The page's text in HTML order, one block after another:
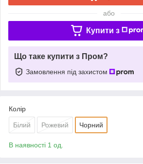
або
Купити з
Що таке купити з Пром?
Замовлення під захистом
Колір
Білий Рожевий Чорний
В наявності 1 од.